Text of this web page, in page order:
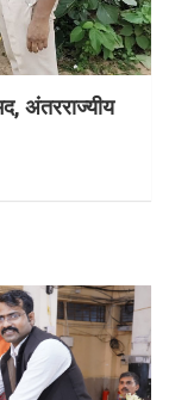
अंतरराज्यीय